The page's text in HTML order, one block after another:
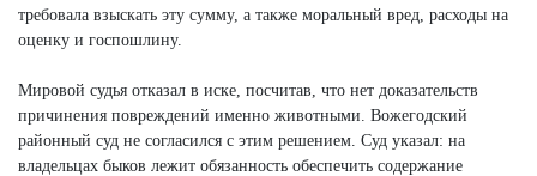
требовала взыскать эту сумму, а также моральный вред, расходы на
оценку и госпошлину.
Мировой судья отказал в иске, посчитав, что нет доказательств
причинения повреждений именно животными. Вожегодский
районный суд не согласился с этим решением. Суд указал: на
владельцах быков лежит обязанность обеспечить содержание